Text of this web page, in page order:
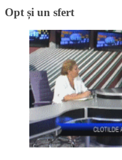
Opt și un sfert